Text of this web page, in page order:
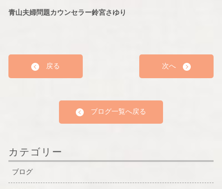
青山夫婦問題カウンセラー鈴宮さゆり
戻る 次へ
ブログ一覧へ戻る
カテゴリー
ブログ